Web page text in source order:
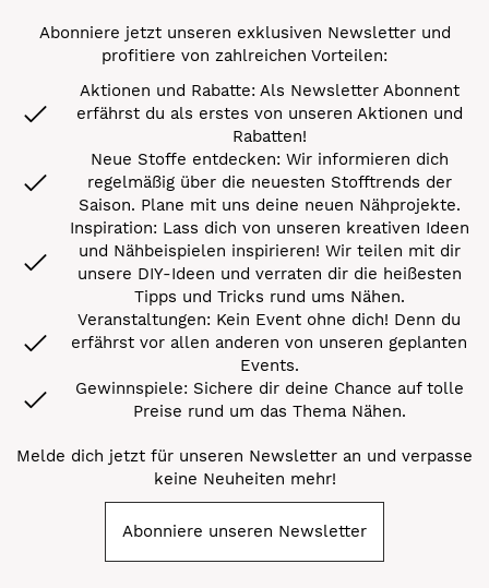
Abonniere jetzt unseren exklusiven Newsletter und
profitiere von zahlreichen Vorteilen:
Aktionen und Rabatte: Als Newsletter Abonnent
erfährst du als erstes von unseren Aktionen und
Rabatten!
Neue Stoffe entdecken: Wir informieren dich
regelmäßig über die neuesten Stofftrends der
Saison. Plane mit uns deine neuen Nähprojekte.
Inspiration: Lass dich von unseren kreativen Ideen
und Nähbeispielen inspirieren! Wir teilen mit dir
unsere DIY-Ideen und verraten dir die heißesten
Tipps und Tricks rund ums Nähen.
Veranstaltungen: Kein Event ohne dich! Denn du
erfährst vor allen anderen von unseren geplanten
Events.
Gewinnspiele: Sichere dir deine Chance auf tolle
Preise rund um das Thema Nähen.
Melde dich jetzt für unseren Newsletter an und verpasse
keine Neuheiten mehr!
Abonniere unseren Newsletter